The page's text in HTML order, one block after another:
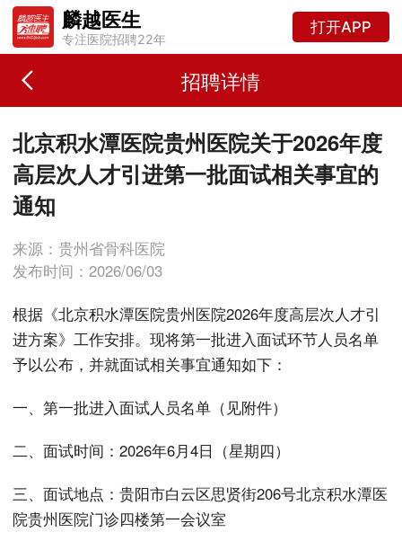
麟越医生
专注医院招聘22年
打开APP
招聘详情
北京积水潭医院贵州医院关于2026年度
高层次人才引进第一批面试相关事宜的
通知
来源：贵州省骨科医院
发布时间：2026/06/03
根据《北京积水潭医院贵州医院2026年度高层次人才引
进方案》工作安排。现将第一批进入面试环节人员名单
予以公布，并就面试相关事宜通知如下：
一、第一批进入面试人员名单（见附件）
二、面试时间：2026年6月4日（星期四）
三、面试地点：贵阳市白云区思贤街206号北京积水潭医
院贵州医院门诊四楼第一会议室